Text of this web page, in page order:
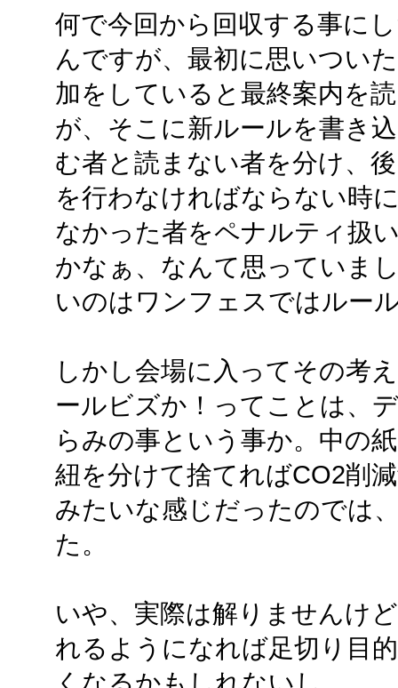
何で今回から回収する事に
んですが、最初に思いつい
加をしていると最終案内を
が、そこに新ルールを書き
む者と読まない者を分け、
を行わなければならない時
なかった者をペナルティ扱
かなぁ、なんて思っていま
いのはワンフェスではルー
しかし会場に入ってその考
ールビズか！ってことは、
らみの事という事か。中の
紐を分けて捨てればCO2削
みたいな感じだったのでは
た。
いや、実際は解りませんけ
れるようになれば足切り目